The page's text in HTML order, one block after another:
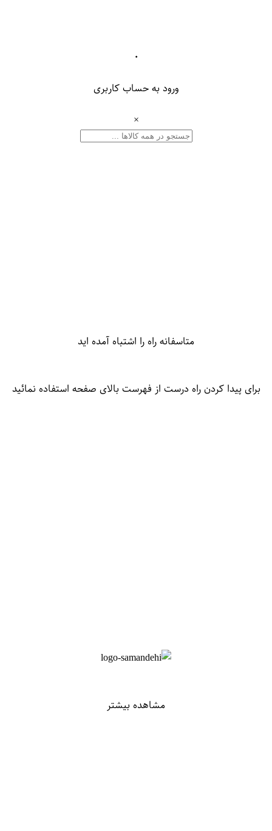
۰
ورود به حساب کاربری
×
متاسفانه راه را اشتباه آمده اید
برای پیدا کردن راه درست از فهرست بالای صفحه استفاده نمائید
مشاهده بیشتر